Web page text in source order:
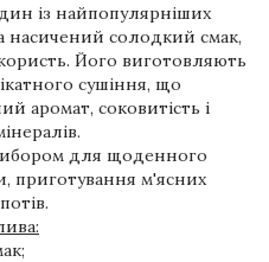
із найпопулярніших
насичений солодкий смак,
Його виготовляють
сушіння, що
аромат, соковитість і
для щоденного
приготування м'ясних